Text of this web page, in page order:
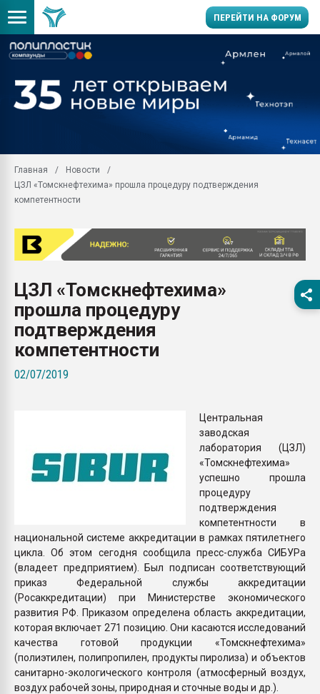
ПЕРЕЙТИ НА ФОРУМ
производство SPC
заводу пластмасс"
28.07.2026
первый план в
28.07.2026
ситуацией на
Главная
Новости
ЦЗЛ «Томскнефтехима» прошла процедуру подтверждения
компетентности
ЦЗЛ «Томскнефтехима»
прошла процедуру
подтверждения
компетентности
02/07/2019
Центральная
заводская
лаборатория (ЦЗЛ)
«Томскнефтехима»
успешно прошла
процедуру
подтверждения
компетентности в
национальной системе аккредитации в рамках пятилетнего
цикла. Об этом сегодня сообщила пресс-служба СИБУРа
(владеет предприятием). Был подписан соответствующий
приказ Федеральной службы аккредитации
(Росаккредитации) при Министерстве экономического
развития РФ. Приказом определена область аккредитации,
которая включает 271 позицию. Они касаются исследований
качества готовой продукции «Томскнефтехима»
(полиэтилен, полипропилен, продукты пиролиза) и объектов
санитарно-экологического контроля (атмосферный воздух,
воздух рабочей зоны, природная и сточные воды и др.).